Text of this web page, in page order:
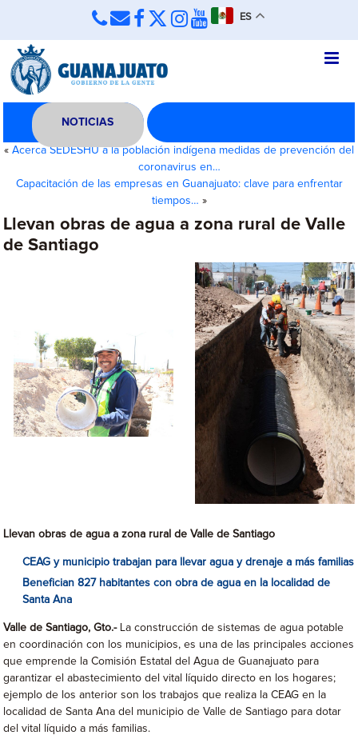
ES
NOTICIAS
« Acerca SEDESHU a la población indígena medidas de prevención del
coronavirus en…
Capacitación de las empresas en Guanajuato: clave para enfrentar
tiempos… »
Llevan obras de agua a zona rural de Valle
de Santiago
Llevan obras de agua a zona rural de Valle de Santiago
CEAG y municipio trabajan para llevar agua y drenaje a más familias
Benefician 827 habitantes con obra de agua en la localidad de
Santa Ana
Valle de Santiago, Gto.-La construcción de sistemas de agua potable
en coordinación con los municipios, es una de las principales acciones
que emprende la Comisión Estatal del Agua de Guanajuato para
garantizar el abastecimiento del vital líquido directo en los hogares;
ejemplo de los anterior son los trabajos que realiza la CEAG en la
localidad de Santa Ana del municipio de Valle de Santiago para dotar
del vital líquido a más familias.